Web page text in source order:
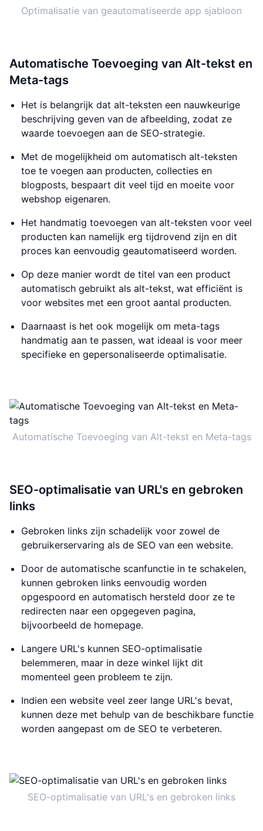
Optimalisatie van geautomatiseerde app sjabloon
Automatische Toevoeging van Alt-tekst en
Meta-tags
Het is belangrijk dat alt-teksten een nauwkeurige
beschrijving geven van de afbeelding, zodat ze
waarde toevoegen aan de SEO-strategie.
Met de mogelijkheid om automatisch alt-teksten
toe te voegen aan producten, collecties en
blogposts, bespaart dit veel tijd en moeite voor
webshop eigenaren.
Het handmatig toevoegen van alt-teksten voor veel
producten kan namelijk erg tijdrovend zijn en dit
proces kan eenvoudig geautomatiseerd worden.
Op deze manier wordt de titel van een product
automatisch gebruikt als alt-tekst, wat efficiënt is
voor websites met een groot aantal producten.
Daarnaast is het ook mogelijk om meta-tags
handmatig aan te passen, wat ideaal is voor meer
specifieke en gepersonaliseerde optimalisatie.
Automatische Toevoeging van Alt-tekst en Meta-tags
SEO-optimalisatie van URL's en gebroken
links
Gebroken links zijn schadelijk voor zowel de
gebruikerservaring als de SEO van een website.
Door de automatische scanfunctie in te schakelen,
kunnen gebroken links eenvoudig worden
opgespoord en automatisch hersteld door ze te
redirecten naar een opgegeven pagina,
bijvoorbeeld de homepage.
Langere URL's kunnen SEO-optimalisatie
belemmeren, maar in deze winkel lijkt dit
momenteel geen probleem te zijn.
Indien een website veel zeer lange URL's bevat,
kunnen deze met behulp van de beschikbare functie
worden aangepast om de SEO te verbeteren.
SEO-optimalisatie van URL's en gebroken links